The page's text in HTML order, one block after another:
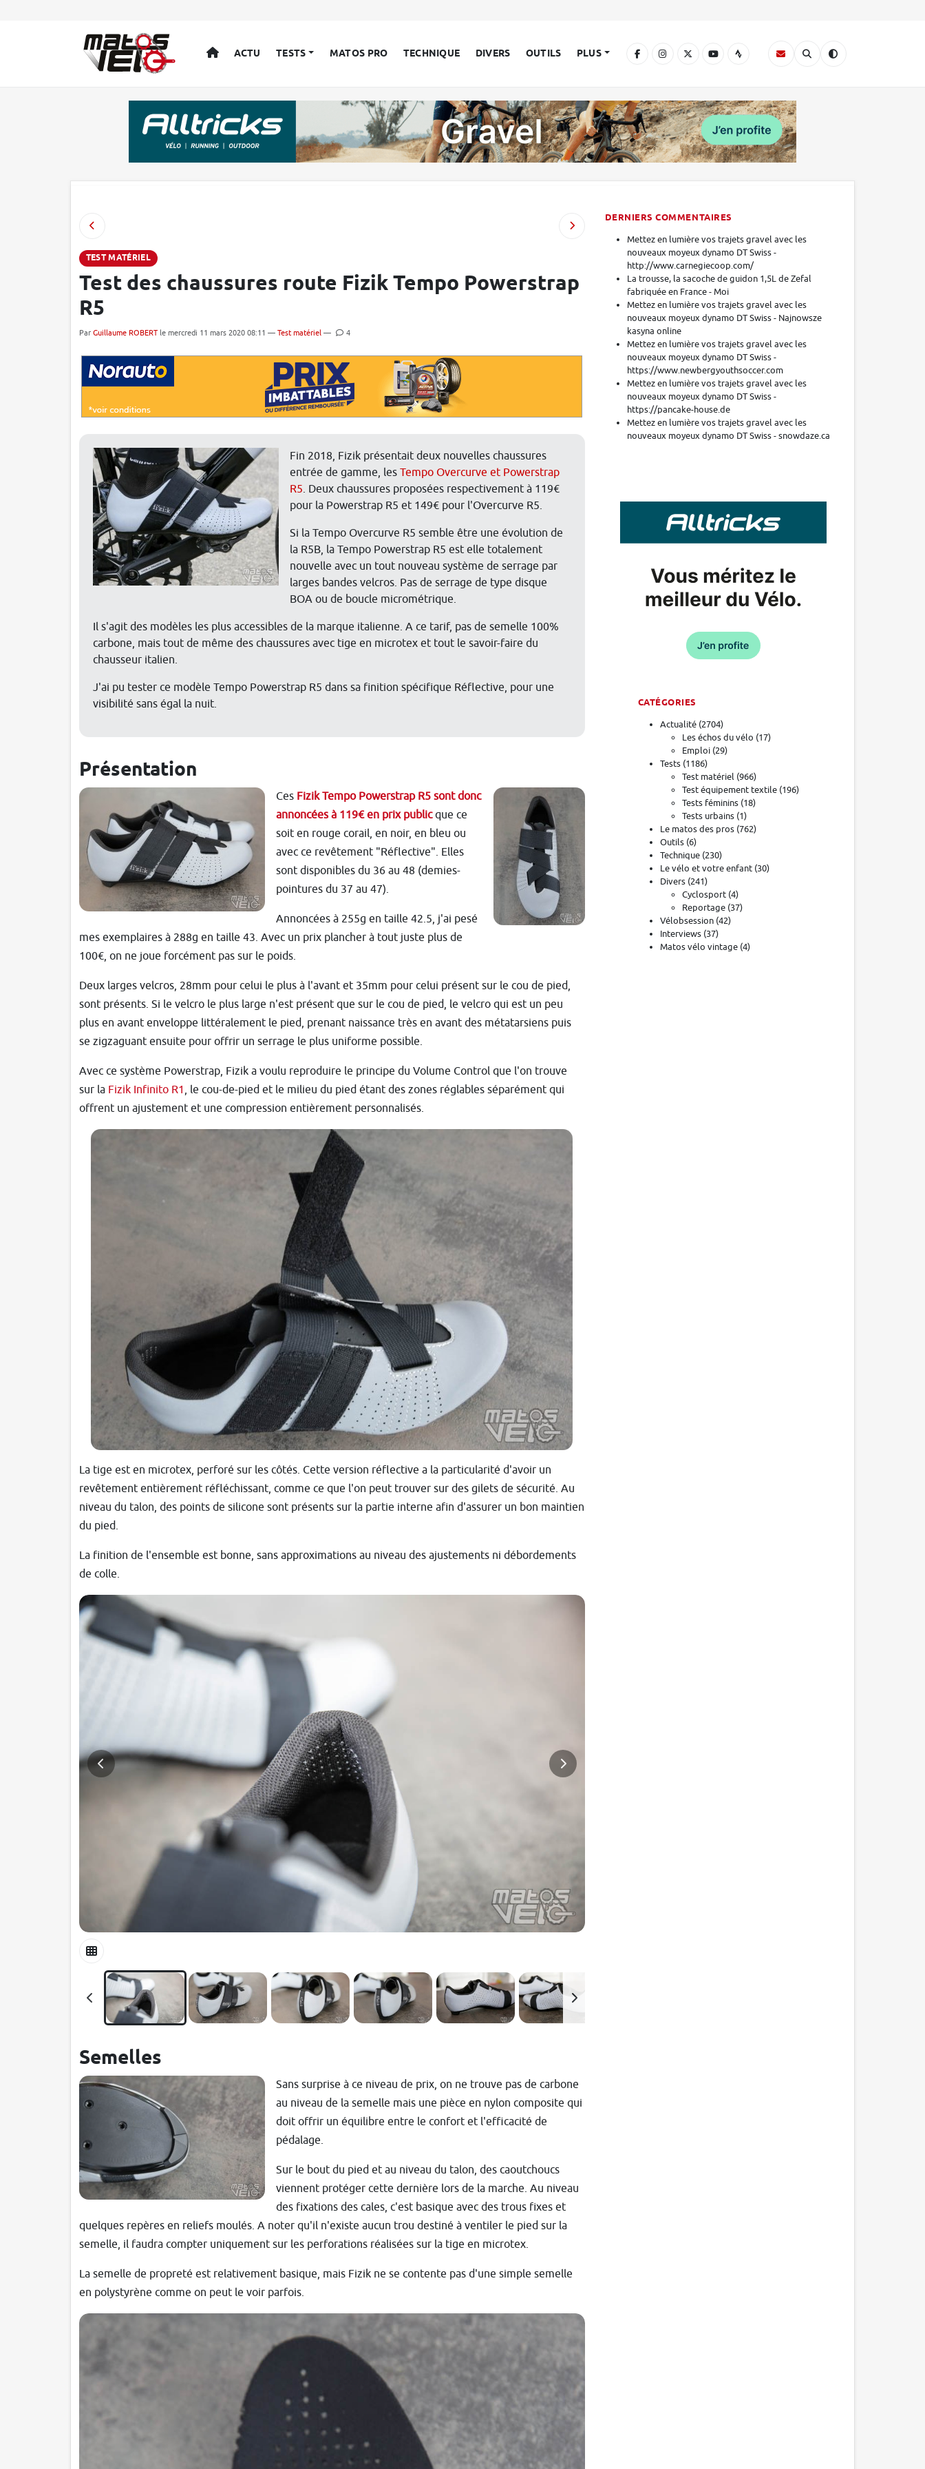
ACCUEIL
ACTU TESTS MATOS PRO TECHNIQUE DIVERS OUTILS PLUS
TEST MATÉRIEL
Test des chaussures route Fizik Tempo Powerstrap
R5
Par Guillaume ROBERT le mercredi 11 mars 2020 08:11 — Test matériel — 4
Fin 2018, Fizik présentait deux nouvelles chaussures
entrée de gamme, les Tempo Overcurve et Powerstrap
R5. Deux chaussures proposées respectivement à 119€
pour la Powerstrap R5 et 149€ pour l'Overcurve R5.
Si la Tempo Overcurve R5 semble être une évolution de
la R5B, la Tempo Powerstrap R5 est elle totalement
nouvelle avec un tout nouveau système de serrage par
larges bandes velcros. Pas de serrage de type disque
BOA ou de boucle micrométrique.
Il s'agit des modèles les plus accessibles de la marque italienne. A ce tarif, pas de semelle 100%
carbone, mais tout de même des chaussures avec tige en microtex et tout le savoir-faire du
chausseur italien.
J'ai pu tester ce modèle Tempo Powerstrap R5 dans sa finition spécifique Réflective, pour une
visibilité sans égal la nuit.
Présentation
Ces Fizik Tempo Powerstrap R5 sont donc
annoncées à 119€ en prix publicque ce
soit en rouge corail, en noir, en bleu ou
avec ce revêtement "Réflective". Elles
sont disponibles du 36 au 48 (demies-
pointures du 37 au 47).
Annoncées à 255g en taille 42.5, j'ai pesé
mes exemplaires à 288g en taille 43. Avec un prix plancher à tout juste plus de
100€, on ne joue forcément pas sur le poids.
Deux larges velcros, 28mm pour celui le plus à l'avant et 35mm pour celui présent sur le cou de pied,
sont présents. Si le velcro le plus large n'est présent que sur le cou de pied, le velcro qui est un peu
plus en avant enveloppe littéralement le pied, prenant naissance très en avant des métatarsiens puis
se zigzaguant ensuite pour offrir un serrage le plus uniforme possible.
Avec ce système Powerstrap, Fizik a voulu reproduire le principe du Volume Control que l'on trouve
sur la Fizik Infinito R1 , le cou-de-pied et le milieu du pied étant des zones réglables séparément qui
offrent un ajustement et une compression entièrement personnalisés.
La tige est en microtex, perforé sur les côtés. Cette version réflective a la particularité d'avoir un
revêtement entièrement réfléchissant, comme ce que l'on peut trouver sur des gilets de sécurité. Au
niveau du talon, des points de silicone sont présents sur la partie interne afin d'assurer un bon maintien
du pied.
La finition de l'ensemble est bonne, sans approximations au niveau des ajustements ni débordements
de colle.
Semelles
Sans surprise à ce niveau de prix, on ne trouve pas de carbone
au niveau de la semelle mais une pièce en nylon composite qui
doit offrir un équilibre entre le confort et l'efficacité de
pédalage.
Sur le bout du pied et au niveau du talon, des caoutchoucs
viennent protéger cette dernière lors de la marche. Au niveau
des fixations des cales, c'est basique avec des trous fixes et
quelques repères en reliefs moulés. A noter qu'il n'existe aucun trou destiné à ventiler le pied sur la
semelle, il faudra compter uniquement sur les perforations réalisées sur la tige en microtex.
La semelle de propreté est relativement basique, mais Fizik ne se contente pas d'une simple semelle
en polystyrène comme on peut le voir parfois.
DERNIERS COMMENTAIRES
Mettez en lumière vos trajets gravel avec les
nouveaux moyeux dynamo DT Swiss -
http://www.carnegiecoop.com/
La trousse, la sacoche de guidon 1,5L de Zefal
fabriquée en France - Moi
Mettez en lumière vos trajets gravel avec les
nouveaux moyeux dynamo DT Swiss - Najnowsze
kasyna online
Mettez en lumière vos trajets gravel avec les
nouveaux moyeux dynamo DT Swiss -
https://www.newbergyouthsoccer.com
Mettez en lumière vos trajets gravel avec les
nouveaux moyeux dynamo DT Swiss -
https://pancake-house.de
Mettez en lumière vos trajets gravel avec les
nouveaux moyeux dynamo DT Swiss - snowdaze.ca
CATÉGORIES
Actualité (2704)
Les échos du vélo (17)
Emploi (29)
Tests (1186)
Test matériel (966)
Test équipement textile (196)
Tests féminins (18)
Tests urbains (1)
Le matos des pros (762)
Outils (6)
Technique (230)
Le vélo et votre enfant (30)
Divers (241)
Cyclosport (4)
Reportage (37)
Vélobsession (42)
Interviews (37)
Matos vélo vintage (4)